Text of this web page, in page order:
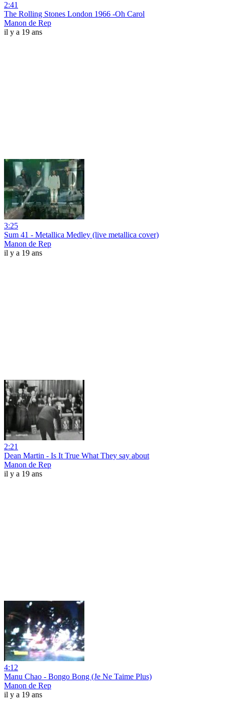
2:41
The Rolling Stones London 1966 -Oh Carol
Manon de Rep
il y a 19 ans
3:25
Sum 41 - Metallica Medley (live metallica cover)
Manon de Rep
il y a 19 ans
2:21
Dean Martin - Is It True What They say about
Manon de Rep
il y a 19 ans
4:12
Manu Chao - Bongo Bong (Je Ne Taime Plus)
Manon de Rep
il y a 19 ans